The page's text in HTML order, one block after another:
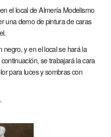
el local de Almería Modelismo
una demo de pintura de caras
y en el local se hará la
se trabajará la cara
para luces y sombras con